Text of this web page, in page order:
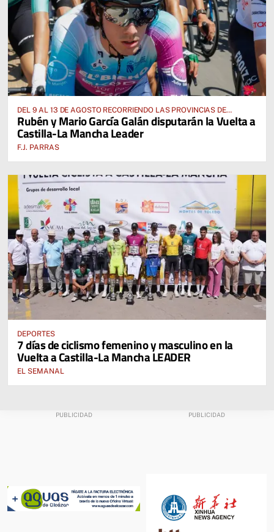
DEL 9 AL 13 DE AGOSTO RECORRIENDO LAS PROVINCIAS DE
CUENCA, ALBACETE, TOLEDO Y CIUDAD REAL
Rubén y Mario García Galán disputarán la Vuelta a
Castilla-La Mancha Leader
F.J. PARRAS
DEPORTES
7 días de ciclismo femenino y masculino en la
Vuelta a Castilla-La Mancha LEADER
EL SEMANAL